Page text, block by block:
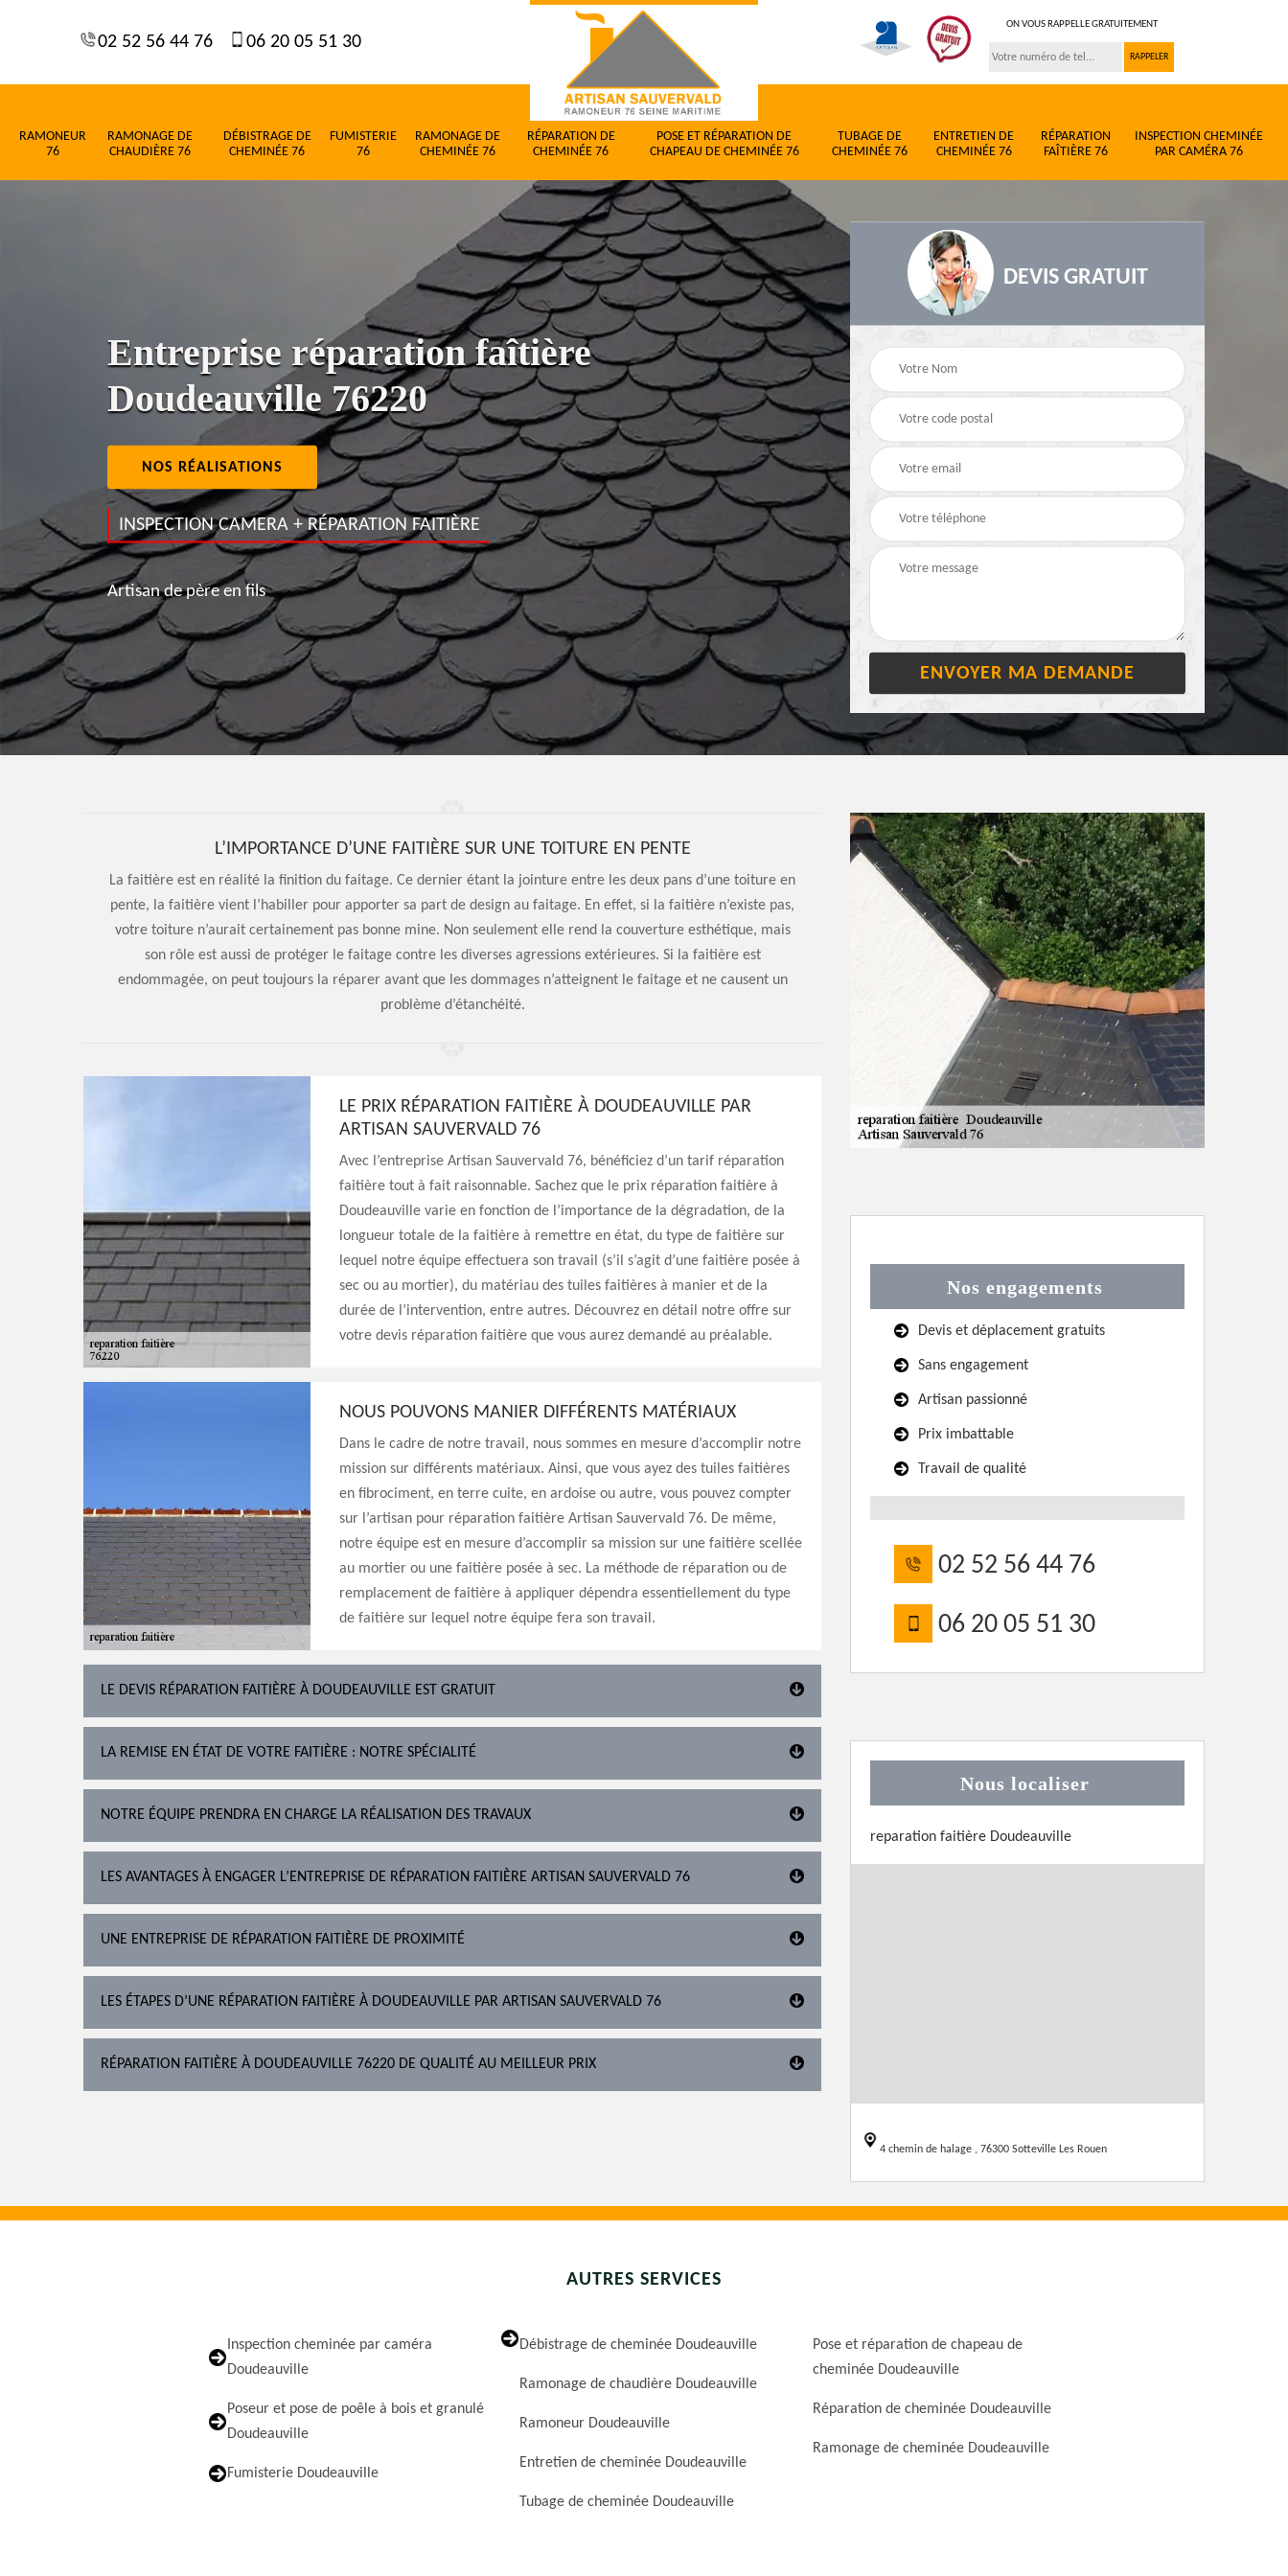
02 52 56 44 76 06 20 05 51 30
ON VOUS RAPPELLE GRATUITEMENT
RAMONEUR
76
RAMONAGE DE
CHAUDIÈRE 76
DÉBISTRAGE DE
CHEMINÉE 76
FUMISTERIE
76
RAMONAGE DE
CHEMINÉE 76
RÉPARATION DE
CHEMINÉE 76
POSE ET RÉPARATION DE
CHAPEAU DE CHEMINÉE 76
TUBAGE DE
CHEMINÉE 76
ENTRETIEN DE
CHEMINÉE 76
RÉPARATION
FAÎTIÈRE 76
INSPECTION CHEMINÉE
PAR CAMÉRA 76
Entreprise réparation faîtière
Doudeauville 76220
NOS RÉALISATIONS
INSPECTION CAMERA + RÉPARATION FAITIÈRE
Artisan de père en fils
DEVIS GRATUIT
L’IMPORTANCE D’UNE FAITIÈRE SUR UNE TOITURE EN PENTE
La faitière est en réalité la finition du faitage. Ce dernier étant la jointure entre les deux pans d’une toiture en
pente, la faitière vient l’habiller pour apporter sa part de design au faitage. En effet, si la faitière n’existe pas,
votre toiture n’aurait certainement pas bonne mine. Non seulement elle rend la couverture esthétique, mais
son rôle est aussi de protéger le faitage contre les diverses agressions extérieures. Si la faitière est
endommagée, on peut toujours la réparer avant que les dommages n’atteignent le faitage et ne causent un
problème d’étanchéité.
LE PRIX RÉPARATION FAITIÈRE À DOUDEAUVILLE PAR
ARTISAN SAUVERVALD 76
Avec l’entreprise Artisan Sauvervald 76, bénéficiez d’un tarif réparation
faitière tout à fait raisonnable. Sachez que le prix réparation faitière à
Doudeauville varie en fonction de l’importance de la dégradation, de la
longueur totale de la faitière à remettre en état, du type de faitière sur
lequel notre équipe effectuera son travail (s’il s’agit d’une faitière posée à
sec ou au mortier), du matériau des tuiles faitières à manier et de la
durée de l’intervention, entre autres. Découvrez en détail notre offre sur
votre devis réparation faitière que vous aurez demandé au préalable.
NOUS POUVONS MANIER DIFFÉRENTS MATÉRIAUX
Dans le cadre de notre travail, nous sommes en mesure d’accomplir notre
mission sur différents matériaux. Ainsi, que vous ayez des tuiles faitières
en fibrociment, en terre cuite, en ardoise ou autre, vous pouvez compter
sur l’artisan pour réparation faitière Artisan Sauvervald 76. De même,
notre équipe est en mesure d’accomplir sa mission sur une faitière scellée
au mortier ou une faitière posée à sec. La méthode de réparation ou de
remplacement de faitière à appliquer dépendra essentiellement du type
de faitière sur lequel notre équipe fera son travail.
LE DEVIS RÉPARATION FAITIÈRE À DOUDEAUVILLE EST GRATUIT
LA REMISE EN ÉTAT DE VOTRE FAITIÈRE : NOTRE SPÉCIALITÉ
NOTRE ÉQUIPE PRENDRA EN CHARGE LA RÉALISATION DES TRAVAUX
LES AVANTAGES À ENGAGER L’ENTREPRISE DE RÉPARATION FAITIÈRE ARTISAN SAUVERVALD 76
UNE ENTREPRISE DE RÉPARATION FAITIÈRE DE PROXIMITÉ
LES ÉTAPES D’UNE RÉPARATION FAITIÈRE À DOUDEAUVILLE PAR ARTISAN SAUVERVALD 76
RÉPARATION FAITIÈRE À DOUDEAUVILLE 76220 DE QUALITÉ AU MEILLEUR PRIX
Nos engagements
Devis et déplacement gratuits
Sans engagement
Artisan passionné
Prix imbattable
Travail de qualité
02 52 56 44 76
06 20 05 51 30
Nous localiser
reparation faitière Doudeauville
4 chemin de halage , 76300 Sotteville Les Rouen
AUTRES SERVICES
Inspection cheminée par caméra
Doudeauville
Poseur et pose de poêle à bois et granulé
Doudeauville
Fumisterie Doudeauville
Débistrage de cheminée Doudeauville
Ramonage de chaudière Doudeauville
Ramoneur Doudeauville
Entretien de cheminée Doudeauville
Tubage de cheminée Doudeauville
Pose et réparation de chapeau de
cheminée Doudeauville
Réparation de cheminée Doudeauville
Ramonage de cheminée Doudeauville